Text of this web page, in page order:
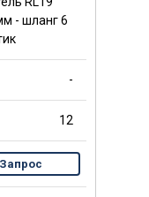
- шланг 6
-
12